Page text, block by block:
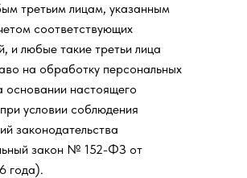
третьим лицам, указанным
соответствующих
и любые такие третьи лица
на обработку персональных
основании настоящего
условии соблюдения
законодательства
закон № 152-ФЗ от
года).